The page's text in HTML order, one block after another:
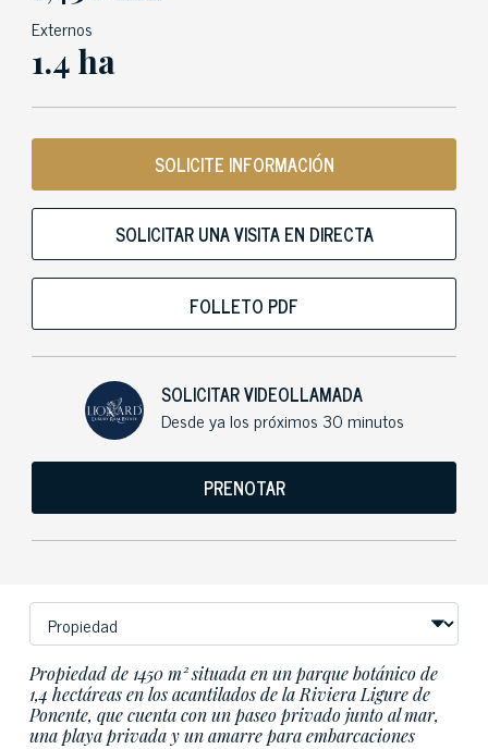
Externos
1.4 ha
SOLICITE INFORMACIÓN
SOLICITAR UNA VISITA EN DIRECTA
FOLLETO PDF
SOLICITAR VIDEOLLAMADA
Desde ya los próximos 30 minutos
PRENOTAR
Propiedad de 1450 m² situada en un parque botánico de
1,4 hectáreas en los acantilados de la Riviera Ligure de
Ponente, que cuenta con un paseo privado junto al mar,
una playa privada y un amarre para embarcaciones